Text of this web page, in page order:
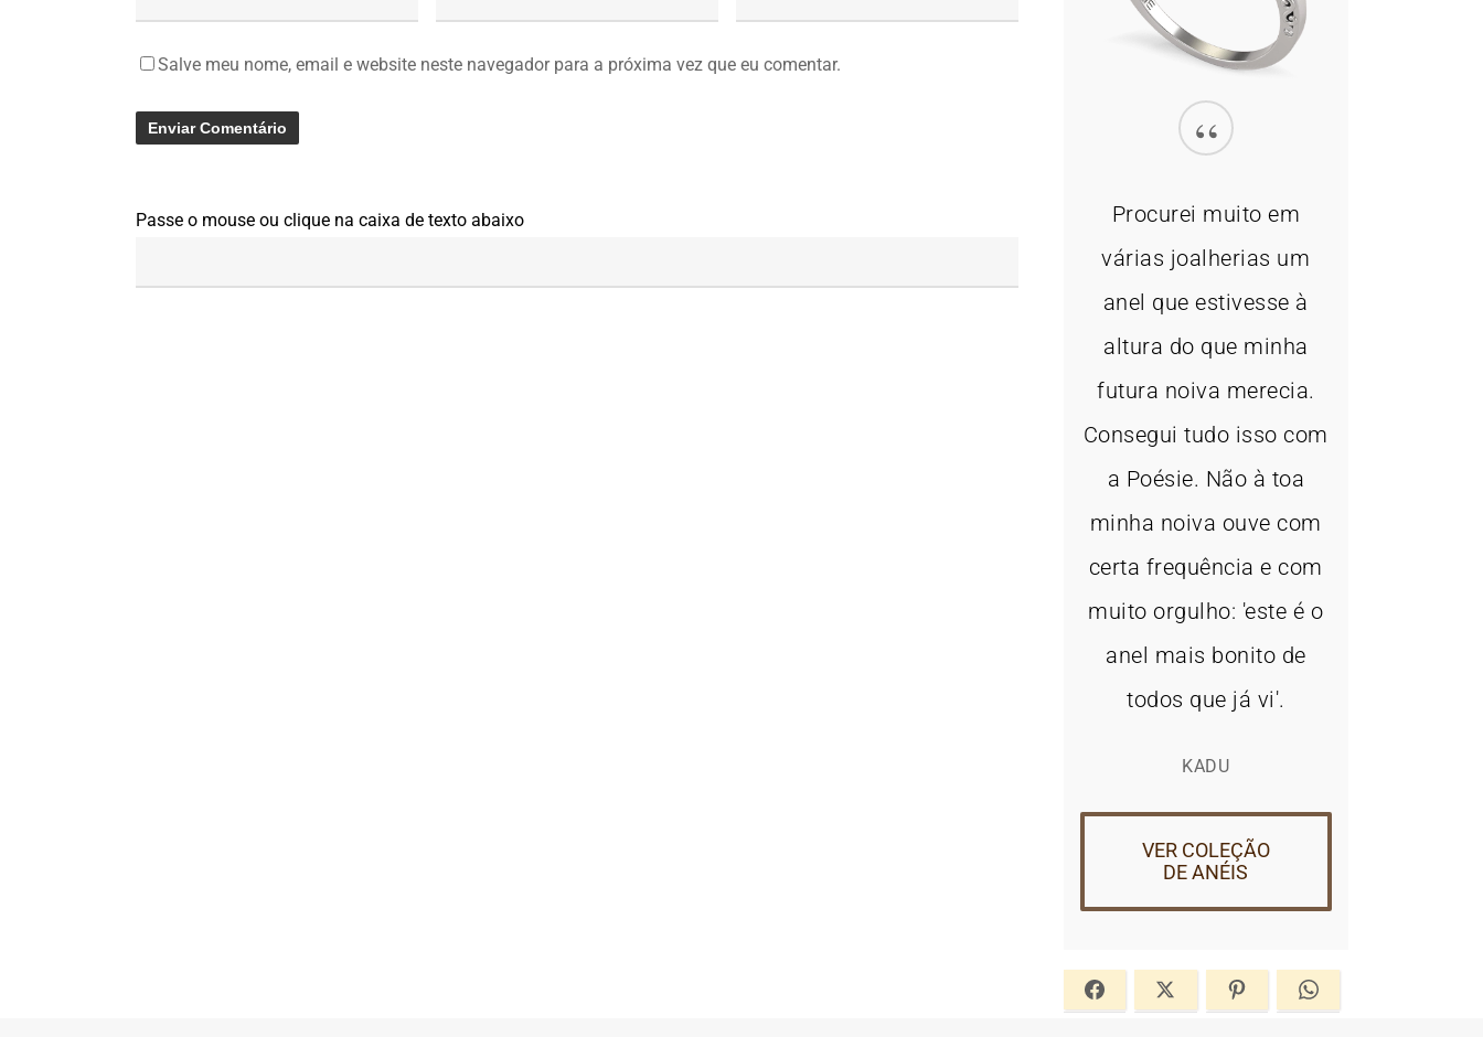
Salve meu nome, email e website neste navegador para a próxima vez que eu comentar.
Passe o mouse ou clique na caixa de texto abaixo
“
Procurei muito em
várias joalherias um
anel que estivesse à
altura do que minha
futura noiva merecia.
Consegui tudo isso com
a Poésie. Não à toa
minha noiva ouve com
certa frequência e com
muito orgulho: 'este é o
anel mais bonito de
todos que já vi'.
KADU
VER COLEÇÃO
DE ANÉIS